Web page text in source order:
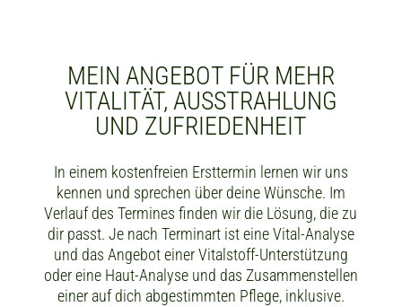
MEIN ANGEBOT FÜR MEHR
VITALITÄT, AUSSTRAHLUNG
UND ZUFRIEDENHEIT
In einem kostenfreien Ersttermin lernen wir uns
kennen und sprechen über deine Wünsche. Im
Verlauf des Termines finden wir die Lösung, die zu
dir passt. Je nach Terminart ist eine Vital-Analyse
und das Angebot einer Vitalstoff-Unterstützung
oder eine Haut-Analyse und das Zusammenstellen
einer auf dich abgestimmten Pflege, inklusive.